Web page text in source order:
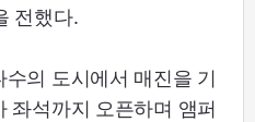
전했다.
의 도시에서 매진을 기
좌석까지 오픈하며 앰퍼